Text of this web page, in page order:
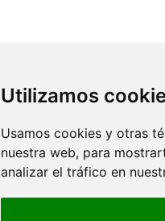
Utilizamos
Usamos cookies y otras
nuestra web, para
analizar el tráfico en